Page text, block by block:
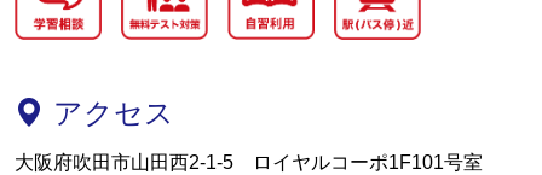
アクセス
大阪府吹田市山田西2-1-5 ロイヤルコーポ1F101号室